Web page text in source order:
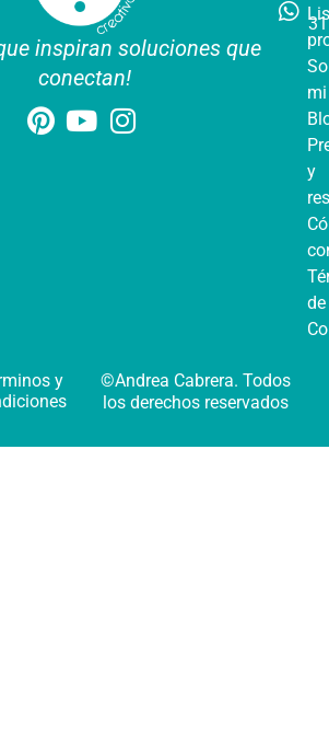
inspiran soluciones que
conectan!
mi
y
y
©Andrea Cabrera. Todos
los derechos reservados